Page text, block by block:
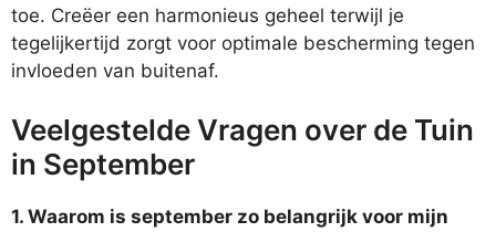
toe. Creëer een harmonieus geheel terwijl je
tegelijkertijd zorgt voor optimale bescherming tegen
invloeden van buitenaf.
Veelgestelde Vragen over de Tuin
in September
1. Waarom is september zo belangrijk voor mijn